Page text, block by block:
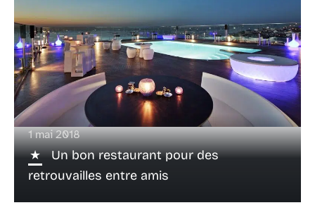
1 mai 2018
Un bon restaurant pour des
retrouvailles entre amis